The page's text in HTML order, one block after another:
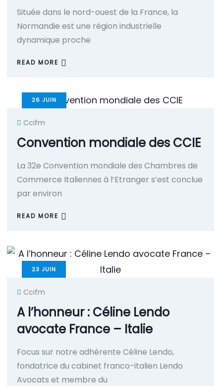
Située dans le nord-ouest de la France, la
Normandie est une région industrielle
dynamique proche
READ MORE
26 JUIN
Ccifm
Convention mondiale des CCIE
La 32e Convention mondiale des Chambres de
Commerce Italiennes à l’Etranger s’est conclue
par environ
READ MORE
23 JUIN
Ccifm
A l’honneur : Céline Lendo
avocate France – Italie
Focus sur notre adhérente Céline Lendo,
fondatrice du cabinet franco-italien Lendo
Avocats et membre du